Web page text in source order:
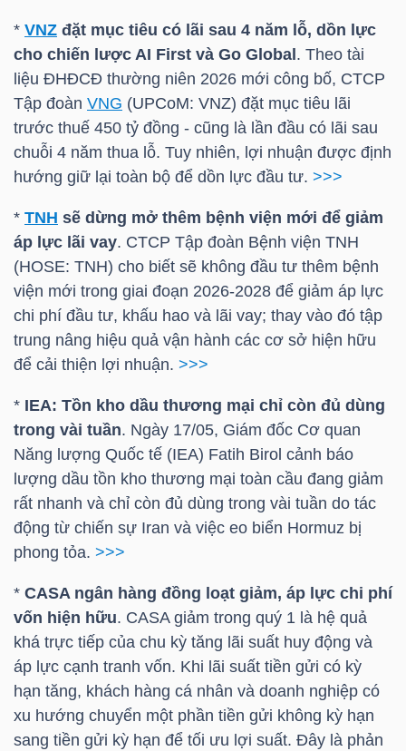
* VNZ đặt mục tiêu có lãi sau 4 năm lỗ, dồn lực
cho chiến lược AI First và Go Global . Theo tài
liệu ĐHĐCĐ thường niên 2026 mới công bố, CTCP
Tập đoàn VNG (UPCoM: VNZ) đặt mục tiêu lãi
trước thuế 450 tỷ đồng - cũng là lần đầu có lãi sau
chuỗi 4 năm thua lỗ. Tuy nhiên, lợi nhuận được định
hướng giữ lại toàn bộ để dồn lực đầu tư. >>>
* TNH sẽ dừng mở thêm bệnh viện mới để giảm
áp lực lãi vay. CTCP Tập đoàn Bệnh viện TNH
(HOSE: TNH) cho biết sẽ không đầu tư thêm bệnh
viện mới trong giai đoạn 2026-2028 để giảm áp lực
chi phí đầu tư, khấu hao và lãi vay; thay vào đó tập
trung nâng hiệu quả vận hành các cơ sở hiện hữu
để cải thiện lợi nhuận. >>>
* IEA: Tồn kho dầu thương mại chỉ còn đủ dùng
trong vài tuần. Ngày 17/05, Giám đốc Cơ quan
Năng lượng Quốc tế (IEA) Fatih Birol cảnh báo
lượng dầu tồn kho thương mại toàn cầu đang giảm
rất nhanh và chỉ còn đủ dùng trong vài tuần do tác
động từ chiến sự Iran và việc eo biển Hormuz bị
phong tỏa. >>>
* CASA ngân hàng đồng loạt giảm, áp lực chi phí
vốn hiện hữu. CASA giảm trong quý 1 là hệ quả
khá trực tiếp của chu kỳ tăng lãi suất huy động và
áp lực cạnh tranh vốn. Khi lãi suất tiền gửi có kỳ
hạn tăng, khách hàng cá nhân và doanh nghiệp có
xu hướng chuyển một phần tiền gửi không kỳ hạn
sang tiền gửi kỳ hạn để tối ưu lợi suất. Đây là phản
CÁ
NHÂN
PHÂN
TÍCH
VĨ
MÔ
NGÀNH
DOANH
NGHIỆP
PHIẾU
PHÁI
SINH